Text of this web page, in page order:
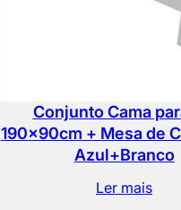
Conjunto Cama
190x90cm + Mesa de
Azul+Branco
Ler mais